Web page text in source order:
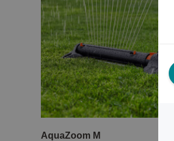
AquaZoom M